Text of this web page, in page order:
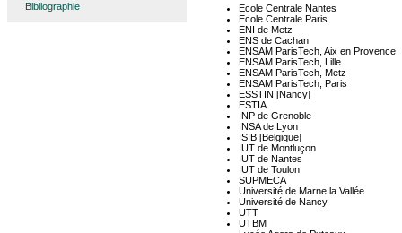
Bibliographie
Ecole Centrale Nantes
Ecole Centrale Paris
ENI de Metz
ENS de Cachan
ENSAM ParisTech, Aix en Provence
ENSAM ParisTech, Lille
ENSAM ParisTech, Metz
ENSAM ParisTech, Paris
ESSTIN [Nancy]
ESTIA
INP de Grenoble
INSA de Lyon
ISIB [Belgique]
IUT de Montluçon
IUT de Nantes
IUT de Toulon
SUPMECA
Université de Marne la Vallée
Université de Nancy
UTT
UTBM